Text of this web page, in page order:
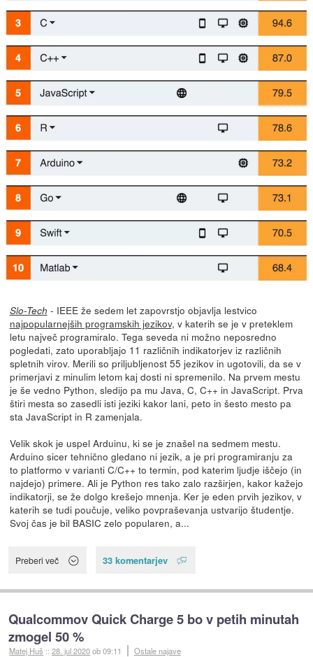
Slo-Tech - IEEE že sedem let zapovrstjo objavlja lestvico
najpopularnejših programskih jezikov, v katerih se je v preteklem
letu največ programiralo. Tega seveda ni možno neposredno
pogledati, zato uporabljajo 11 različnih indikatorjev iz različnih
spletnih virov. Merili so priljubljenost 55 jezikov in ugotovili, da se v
primerjavi z minulim letom kaj dosti ni spremenilo. Na prvem mestu
je še vedno Python, sledijo pa mu Java, C, C++ in JavaScript. Prva
štiri mesta so zasedli isti jeziki kakor lani, peto in šesto mesto pa
sta JavaScript in R zamenjala.
Velik skok je uspel Arduinu, ki se je znašel na sedmem mestu.
Arduino sicer tehnično gledano ni jezik, a je pri programiranju za
to platformo v varianti C/C++ to termin, pod katerim ljudje iščejo (in
najdejo) primere. Ali je Python res tako zalo razširjen, kakor kažejo
indikatorji, se že dolgo krešejo mnenja. Ker je eden prvih jezikov, v
katerih se tudi poučuje, veliko povpraševanja ustvarijo študentje.
Svoj čas je bil BASIC zelo popularen, a...
Preberi več 33 komentarjev
Qualcommov Quick Charge 5 bo v petih minutah
zmogel 50 %
Matej Huš ::28. jul 2020ob 09:11 Ostale najave